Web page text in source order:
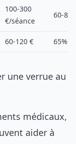
100-300
€/séance
60-
60-120 € 65%
une verrue au
médicaux,
aider à